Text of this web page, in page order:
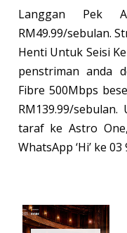
Langgan Pek
RM49.99/sebulan.
Henti Untuk Seisi
penstriman anda
Fibre 500Mbps
RM139.99/
taraf ke Astro
WhatsApp ‘Hi’ ke 03